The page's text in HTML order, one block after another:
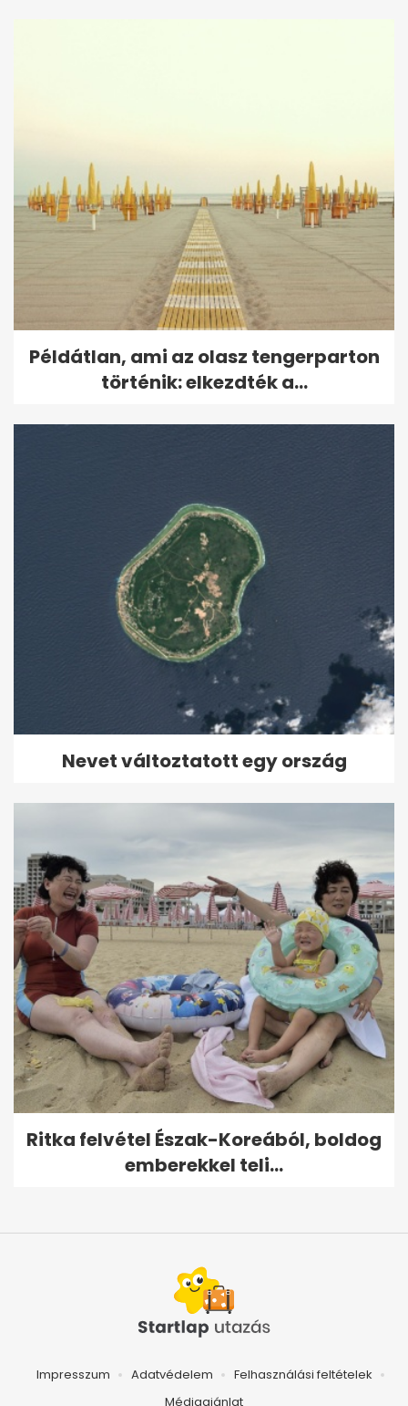
Példátlan, ami az olasz tengerparton
történik: elkezdték a...
Nevet változtatott egy ország
Ritka felvétel Észak-Koreából, boldog
emberekkel teli...
Impresszum Adatvédelem
Felhasználási feltételek
Médiaajánlat